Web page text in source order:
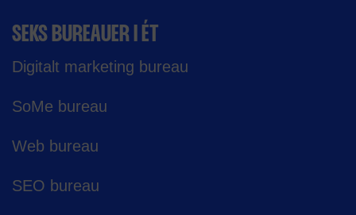
SEKS BUREAUER I ÉT
Digitalt marketing bureau
SoMe bureau
Web bureau
SEO bureau